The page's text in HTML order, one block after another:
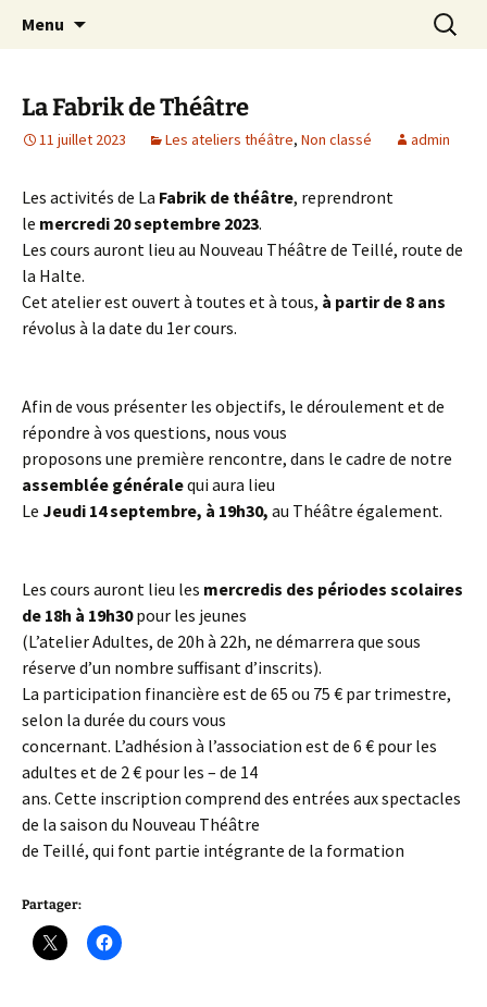
New Rancard
Association d’éducation populaire à Teillé
Menu
La Fabrik de Théâtre
11 juillet 2023 Les ateliers théâtre, Non classé admin
Les activités de La Fabrik de théâtre, reprendront
le mercredi 20 septembre 2023.
Les cours auront lieu au Nouveau Théâtre de Teillé, route de
la Halte.
Cet atelier est ouvert à toutes et à tous, à partir de 8 ans
révolus à la date du 1er cours.
Afin de vous présenter les objectifs, le déroulement et de
répondre à vos questions, nous vous
proposons une première rencontre, dans le cadre de notre
assemblée généralequi aura lieu
Le Jeudi 14 septembre, à 19h30, au Théâtre également.
Les cours auront lieu les mercredis des périodes scolaires
de 18h à 19h30pour les jeunes
(L’atelier Adultes, de 20h à 22h, ne démarrera que sous
réserve d’un nombre suffisant d’inscrits).
La participation financière est de 65 ou 75 € par trimestre,
selon la durée du cours vous
concernant. L’adhésion à l’association est de 6 € pour les
adultes et de 2 € pour les – de 14
ans. Cette inscription comprend des entrées aux spectacles
de la saison du Nouveau Théâtre
de Teillé, qui font partie intégrante de la formation
Partager: